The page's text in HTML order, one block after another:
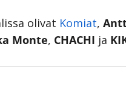
olivat Komiat,
Monte, CHACHI ja